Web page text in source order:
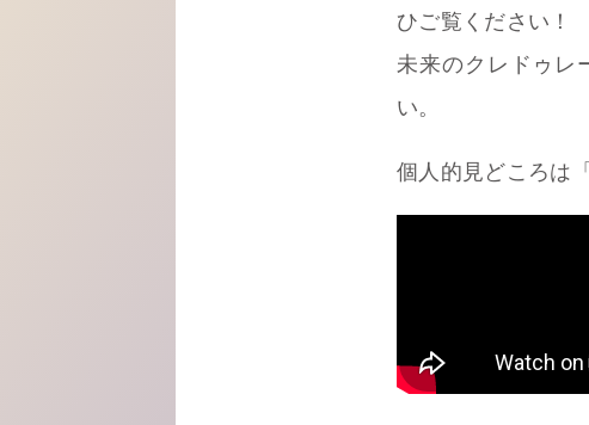
ひご覧ください！
未来のクレドゥレ
い。
個人的見どころは